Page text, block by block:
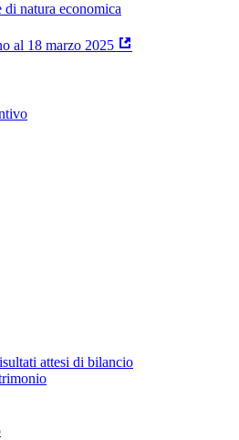
natura economica
al 18 marzo 2025
attesi di bilancio